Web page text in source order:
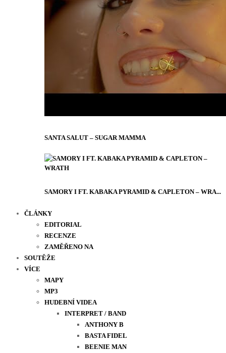
SANTA SALUT – SUGAR MAMMA
SAMORY I FT. KABAKA PYRAMID & CAPLETON – WRA...
ČLÁNKY
EDITORIAL
RECENZE
ZAMĚŘENO NA
SOUTĚŽE
VÍCE
MAPY
MP3
HUDEBNÍ VIDEA
INTERPRET / BAND
ANTHONY B
BASTA FIDEL
BEENIE MAN